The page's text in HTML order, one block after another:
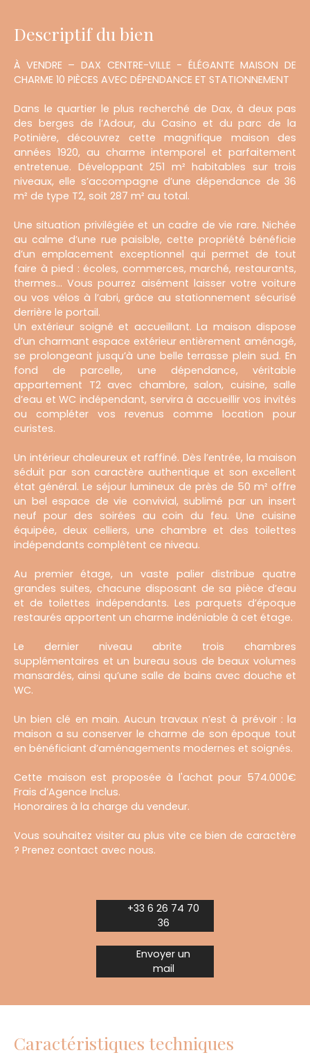
Descriptif du bien
À VENDRE – DAX CENTRE-VILLE - ÉLÉGANTE MAISON DE
CHARME 10 PIÈCES AVEC DÉPENDANCE ET STATIONNEMENT
Dans le quartier le plus recherché de Dax, à deux pas
des berges de l’Adour, du Casino et du parc de la
Potinière, découvrez cette magnifique maison des
années 1920, au charme intemporel et parfaitement
entretenue. Développant 251 m² habitables sur trois
niveaux, elle s’accompagne d’une dépendance de 36
m² de type T2, soit 287 m² au total.
Une situation privilégiée et un cadre de vie rare. Nichée
au calme d’une rue paisible, cette propriété bénéficie
d’un emplacement exceptionnel qui permet de tout
faire à pied : écoles, commerces, marché, restaurants,
thermes... Vous pourrez aisément laisser votre voiture
ou vos vélos à l’abri, grâce au stationnement sécurisé
derrière le portail.
Un extérieur soigné et accueillant. La maison dispose
d’un charmant espace extérieur entièrement aménagé,
se prolongeant jusqu’à une belle terrasse plein sud. En
fond de parcelle, une dépendance, véritable
appartement T2 avec chambre, salon, cuisine, salle
d’eau et WC indépendant, servira à accueillir vos invités
ou compléter vos revenus comme location pour
curistes.
Un intérieur chaleureux et raffiné. Dès l’entrée, la maison
séduit par son caractère authentique et son excellent
état général. Le séjour lumineux de près de 50 m² offre
un bel espace de vie convivial, sublimé par un insert
neuf pour des soirées au coin du feu. Une cuisine
équipée, deux celliers, une chambre et des toilettes
indépendants complètent ce niveau.
Au premier étage, un vaste palier distribue quatre
grandes suites, chacune disposant de sa pièce d’eau
et de toilettes indépendants. Les parquets d’époque
restaurés apportent un charme indéniable à cet étage.
Le dernier niveau abrite trois chambres
supplémentaires et un bureau sous de beaux volumes
mansardés, ainsi qu’une salle de bains avec douche et
WC.
Un bien clé en main. Aucun travaux n’est à prévoir : la
maison a su conserver le charme de son époque tout
en bénéficiant d’aménagements modernes et soignés.
Cette maison est proposée à l'achat pour 574.000€
Frais d’Agence Inclus.
Honoraires à la charge du vendeur.
Vous souhaitez visiter au plus vite ce bien de caractère
? Prenez contact avec nous.
+33 6 26 74 70
36
Envoyer un
mail
Caractéristiques techniques